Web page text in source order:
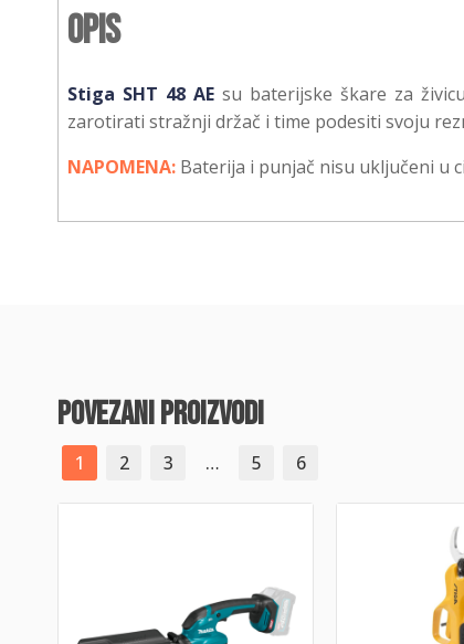
Opis
Stiga SHT 48 AEsu baterijske škare za
zarotirati stražnji držač i time podesiti svoju
NAPOMENA: Baterija i punjač nisu uključeni u
povezani proizvodi
1 2 3 … 5 6